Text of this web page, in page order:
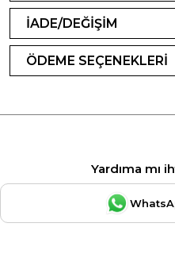
İADE/DEĞİŞİM
ÖDEME SEÇENEKLERİ
Yardıma mı